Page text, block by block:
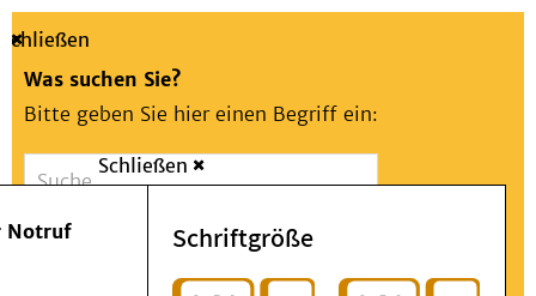
Suche
Schließen
Was suchen Sie?
Bitte geben Sie hier einen Begriff ein:
Suchen
Notfall
Schließen
Notruf Schriftgröße
Menü